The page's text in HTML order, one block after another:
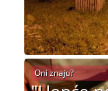
Oni znaju?